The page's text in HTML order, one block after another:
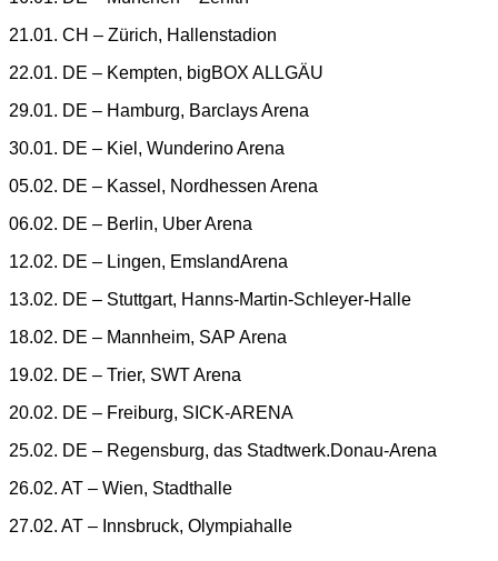
21.01. CH – Zürich, Hallenstadion
22.01. DE – Kempten, bigBOX ALLGÄU
29.01. DE – Hamburg, Barclays Arena
30.01. DE – Kiel, Wunderino Arena
05.02. DE – Kassel, Nordhessen Arena
06.02. DE – Berlin, Uber Arena
12.02. DE – Lingen, EmslandArena
13.02. DE – Stuttgart, Hanns-Martin-Schleyer-Halle
18.02. DE – Mannheim, SAP Arena
19.02. DE – Trier, SWT Arena
20.02. DE – Freiburg, SICK-ARENA
25.02. DE – Regensburg, das Stadtwerk.Donau-Arena
26.02. AT – Wien, Stadthalle
27.02. AT – Innsbruck, Olympiahalle